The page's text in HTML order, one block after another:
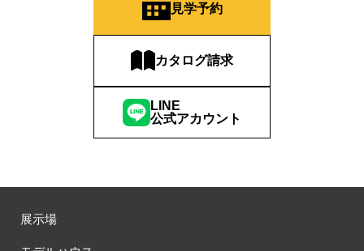
見学予約
カタログ請求
LINE
公式アカウント
展示場